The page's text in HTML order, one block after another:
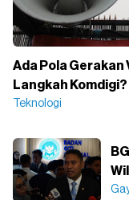
Ada Pola Gerakan
Langkah Komdigi?
Teknologi